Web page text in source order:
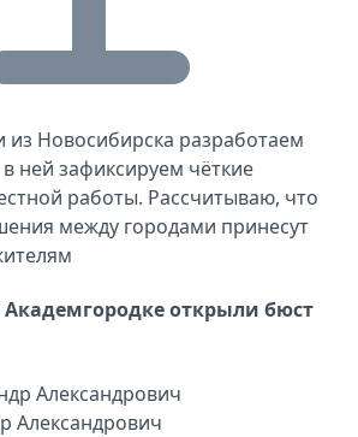
из Новосибирска разработаем
ней зафиксируем чёткие
работы. Рассчитываю, что
между городами принесут
открыли бюст
Александрович